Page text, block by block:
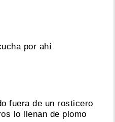
por ahí
fuera de un rosticero
lo llenan de plomo